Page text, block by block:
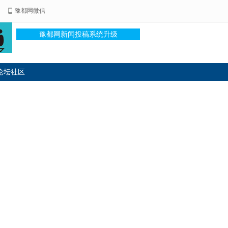
豫都网微信
豫都网新闻投稿系统升级
坛社区